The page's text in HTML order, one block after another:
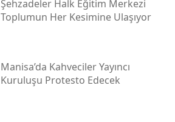
Şehzadeler Halk Eğitim Merkezi
Toplumun Her Kesimine Ulaşıyor
Manisa’da Kahveciler Yayıncı
Kuruluşu Protesto Edecek